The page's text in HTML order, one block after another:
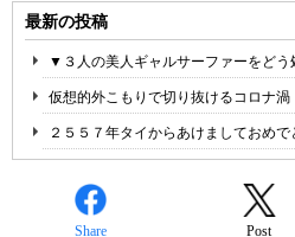
最新の投稿
▼３人の美人ギャルサーファーをどう
仮想的外こもりで切り抜けるコロナ渦
２５５７年タイからあけましておめ
Share Post